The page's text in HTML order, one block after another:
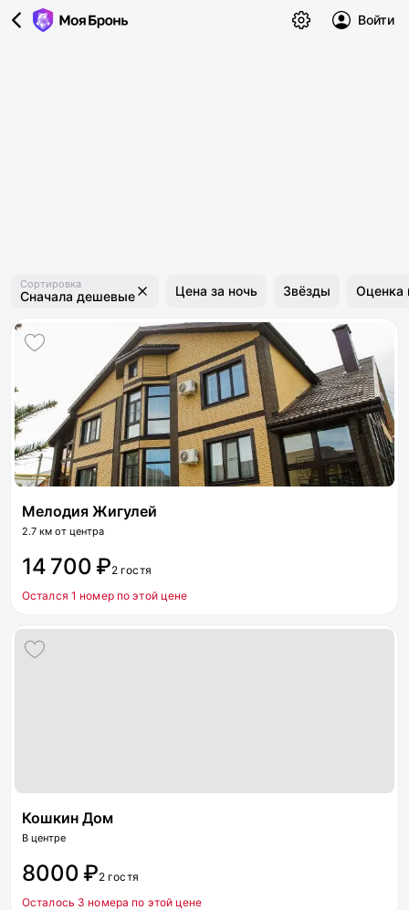
Войти
Сортировка
Сначала дешевые Цена за ночь Звёзды Оценка
Мелодия Жигулей
2.7 км от центра
14 700 ₽2 гостя
Остался 1 номер по этой цене
Кошкин Дом
В центре
8000 ₽2 гостя
Осталось 3 номера по этой цене